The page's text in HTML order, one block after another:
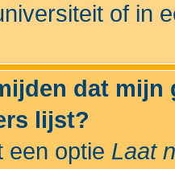
of in
dat
lijst?
een optie Laat